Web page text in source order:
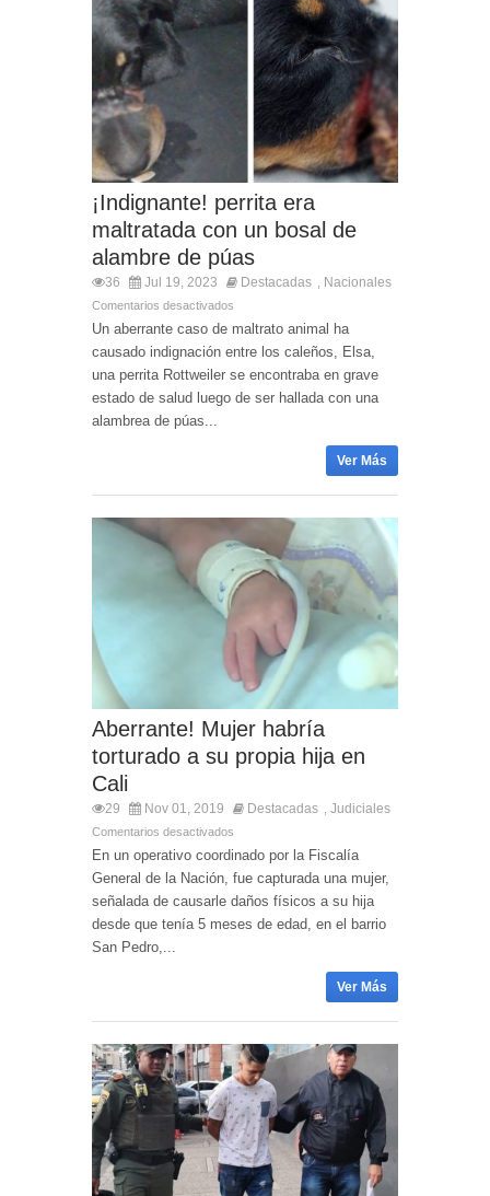
¡Indignante! perrita era
maltratada con un bosal de
alambre de púas
36 Jul 19, 2023 Destacadas Nacionales
Comentarios desactivados
Un aberrante caso de maltrato animal ha
causado indignación entre los caleños, Elsa,
una perrita Rottweiler se encontraba en grave
estado de salud luego de ser hallada con una
alambrea de púas...
Ver Más
Aberrante! Mujer habría
torturado a su propia hija en
Cali
29 Nov 01, 2019 Destacadas Judiciales
Comentarios desactivados
En un operativo coordinado por la Fiscalía
General de la Nación, fue capturada una mujer,
señalada de causarle daños físicos a su hija
desde que tenía 5 meses de edad, en el barrio
San Pedro,...
Ver Más